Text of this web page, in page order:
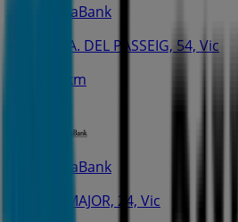
CaixaBank
RBLA. DEL PASSEIG, 54, Vic
2.2 km
CaixaBank
PL. MAJOR, 24, Vic